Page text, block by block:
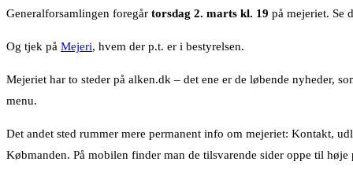
Generalforsamlingen foregår torsdag 2. marts kl. 19 på mejeriet. Se
Og tjek på Mejeri, hvem der p.t. er i bestyrelsen.
Mejeriet har to steder på alken.dk – det ene er de løbende nyheder,
menu.
Det andet sted rummer mere permanent info om mejeriet: Kontakt,
Købmanden. På mobilen finder man de tilsvarende sider oppe til